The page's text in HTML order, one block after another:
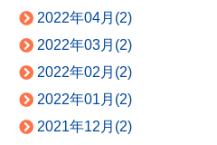
2022年04月(2)
2022年03月(2)
2022年02月(2)
2022年01月(2)
2021年12月(2)